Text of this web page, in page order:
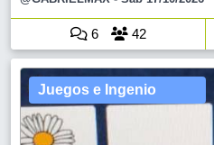
6 42
Juegos e Ingenio